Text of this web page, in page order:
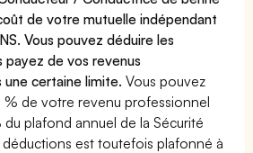
de votre mutuelle indépendant
Vous pouvez déduire les
de vos revenus
une certaine limite.Vous pouvez
% de votre revenu professionnel
plafond annuel de la Sécurité
est toutefois plafonné à